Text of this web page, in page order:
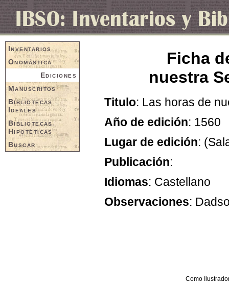
Inventarios
Onomástica
Ediciones
Manuscritos
Bibliotecas
Ideales
Bibliotecas
Hipotéticas
Buscar
Ficha
nuestra
Titulo: Las horas de
Año de edición: 1560
Lugar de edición:
Publicación:
Idiomas: Castellano
Observaciones:
Como